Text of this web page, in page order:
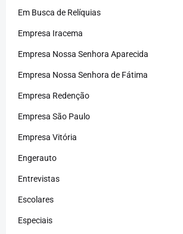
Em Busca de Relíquias
Empresa Iracema
Empresa Nossa Senhora Aparecida
Empresa Nossa Senhora de Fátima
Empresa Redenção
Empresa São Paulo
Empresa Vitória
Engerauto
Entrevistas
Escolares
Especiais